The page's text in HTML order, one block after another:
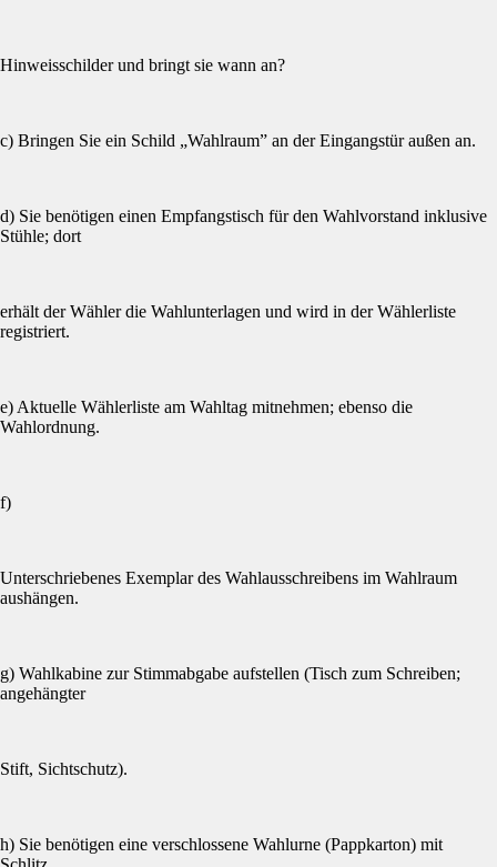
Hinweisschilder und bringt sie wann an?
c) Bringen Sie ein Schild „Wahlraum” an der Eingangstür außen an.
d) Sie benötigen einen Empfangstisch für den Wahlvorstand inklusive
Stühle; dort
erhält der Wähler die Wahlunterlagen und wird in der Wählerliste
registriert.
e) Aktuelle Wählerliste am Wahltag mitnehmen; ebenso die
Wahlordnung.
f)
Unterschriebenes Exemplar des Wahlausschreibens im Wahlraum
aushängen.
g) Wahlkabine zur Stimmabgabe aufstellen (Tisch zum Schreiben;
angehängter
Stift, Sichtschutz).
h) Sie benötigen eine verschlossene Wahlurne (Pappkarton) mit